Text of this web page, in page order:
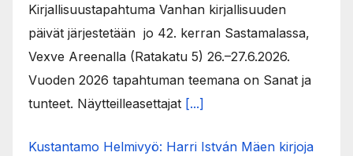
Kirjallisuustapahtuma Vanhan kirjallisuuden
päivät järjestetään jo 42. kerran Sastamalassa,
Vexve Areenalla (Ratakatu 5) 26.–27.6.2026.
Vuoden 2026 tapahtuman teemana on Sanat ja
tunteet. Näytteilleasettajat [...]
Kustantamo Helmivyö: Harri István Mäen kirjoja